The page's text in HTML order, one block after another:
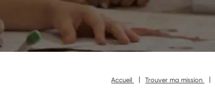
Accueil Trouver ma mission